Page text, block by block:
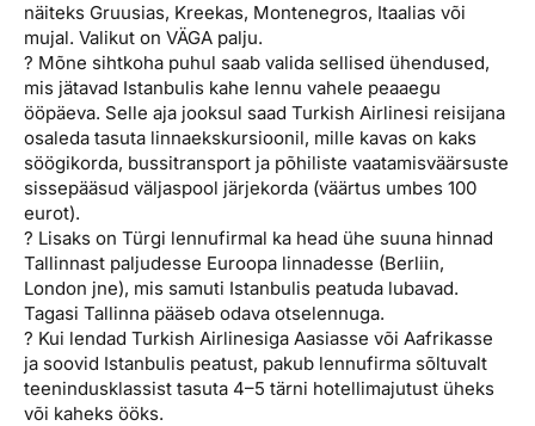
näiteks Gruusias, Kreekas, Montenegros, Itaalias või
mujal. Valikut on VÄGA palju.
? Mõne sihtkoha puhul saab valida sellised ühendused,
mis jätavad Istanbulis kahe lennu vahele peaaegu
ööpäeva. Selle aja jooksul saad Turkish Airlinesi reisijana
osaleda tasuta linnaekskursioonil, mille kavas on kaks
söögikorda, bussitransport ja põhiliste vaatamisväärsuste
sissepääsud väljaspool järjekorda (väärtus umbes 100
eurot).
? Lisaks on Türgi lennufirmal ka head ühe suuna hinnad
Tallinnast paljudesse Euroopa linnadesse (Berliin,
London jne), mis samuti Istanbulis peatuda lubavad.
Tagasi Tallinna pääseb odava otselennuga.
? Kui lendad Turkish Airlinesiga Aasiasse või Aafrikasse
ja soovid Istanbulis peatust, pakub lennufirma sõltuvalt
teenindusklassist tasuta 4–5 tärni hotellimajutust üheks
või kaheks ööks.